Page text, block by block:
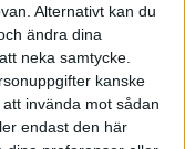
Alternativt kan du
ändra dina
neka samtycke.
kanske
invända mot sådan
endast den här